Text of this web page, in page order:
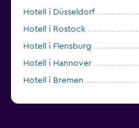
Hotell i Düsseldorf
Hotell i Rostock
Hotell i Flensburg
Hotell i Hannover
Hotell i Bremen